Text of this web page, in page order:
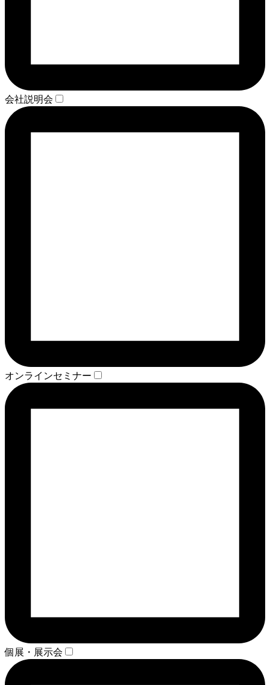
会社説明会
オンラインセミナー
個展・展示会